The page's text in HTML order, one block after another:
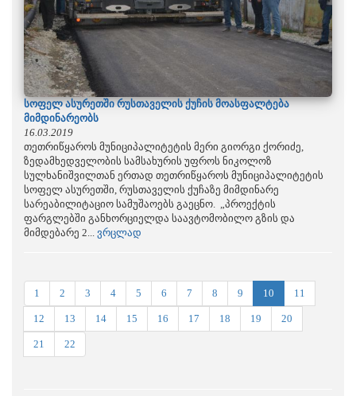
სოფელ ასურეთში რუსთაველის ქუჩის მოასფალტება
მიმდინარეობს
16.03.2019
თეთრიწყაროს მუნიციპალიტეტის მერი გიორგი ქორიძე,
ზედამხედველობის სამსახურის უფროს ნიკოლოზ
სულხანიშვილთან ერთად თეთრიწყაროს მუნიციპალიტეტის
სოფელ ასურეთში, რუსთაველის ქუჩაზე მიმდინარე
სარეაბილიტაციო სამუშაოებს გაეცნო. „პროექტის
ფარგლებში განხორციელდა საავტომობილო გზის და
მიმდებარე 2... ვრცლად
1 2 3 4 5 6 7 8 9 10 11
12 13 14 15 16 17 18 19 20
21 22